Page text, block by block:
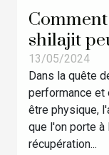
shilajit
améliorer
votre
après
13/05/2024
Dans la quête
performance et
être physique,
que l'on porte à
récupération...